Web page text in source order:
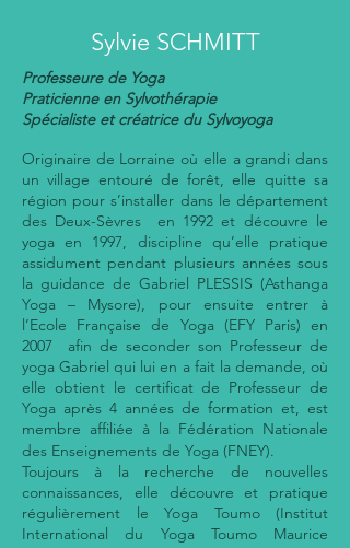
Sylvie SCHMITT
Professeure de Yoga
Praticienne en Sylvothérapie
Spécialiste et créatrice du Sylvoyoga
Originaire de Lorraine où elle a grandi dans
un village entouré de forêt, elle quitte sa
région pour s’installer dans le département
des Deux-Sèvres en 1992 et découvre le
yoga en 1997, discipline qu’elle pratique
assidument pendant plusieurs années sous
la guidance de Gabriel PLESSIS (Asthanga
Yoga – Mysore), pour ensuite entrer à
l’Ecole Française de Yoga (EFY Paris) en
2007 afin de seconder son Professeur de
yoga Gabriel qui lui en a fait la demande, où
elle obtient le certificat de Professeur de
Yoga après 4 années de formation et, est
membre affiliée à la Fédération Nationale
des Enseignements de Yoga (FNEY).
Toujours à la recherche de nouvelles
connaissances, elle découvre et pratique
régulièrement le Yoga Toumo (Institut
International du Yoga Toumo Maurice